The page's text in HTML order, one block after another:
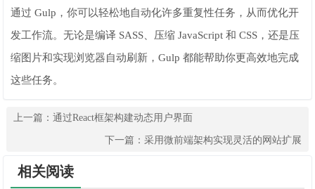
通过 Gulp，你可以轻松地自动化许多重复性任务，从而优化开
发工作流。无论是编译 SASS、压缩 JavaScript 和 CSS，还是压
缩图片和实现浏览器自动刷新，Gulp 都能帮助你更高效地完成
这些任务。
上一篇：通过React框架构建动态用户界面
下一篇： 采用微前端架构实现灵活的网站扩展
相关阅读